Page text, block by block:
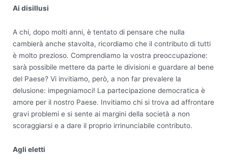
Ai disillusi
A chi, dopo molti anni, è tentato di pensare che nulla
cambierà anche stavolta, ricordiamo che il contributo di tutti
è molto prezioso. Comprendiamo la vostra preoccupazione:
sarà possibile mettere da parte le divisioni e guardare al bene
del Paese? Vi invitiamo, però, a non far prevalere la
delusione: impegniamoci! La partecipazione democratica è
amore per il nostro Paese. Invitiamo chi si trova ad affrontare
gravi problemi e si sente ai margini della società a non
scoraggiarsi e a dare il proprio irrinunciabile contributo.
Agli eletti